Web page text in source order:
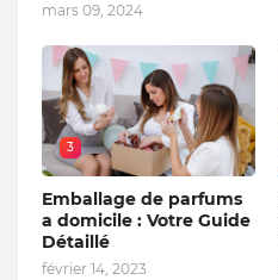
mars 09, 2024
3
Emballage de parfums
a domicile : Votre Guide
Détaillé
février 14, 2023